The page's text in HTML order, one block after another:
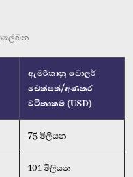
ඇමරිකානු ඩොලර්
චෙක්පත්/අණකර
වටිනාකම (USD)
75 මිලියන
101 මිලියන